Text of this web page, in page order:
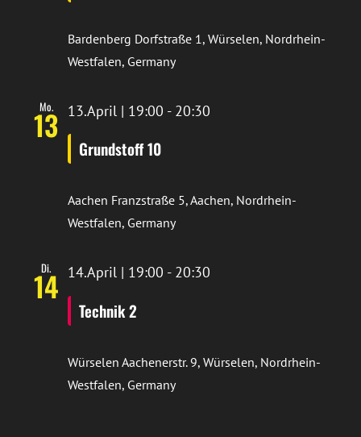
Bardenberg Dorfstraße 1, Würselen, Nordrhein-
Westfalen, Germany
Mo.
13
Grundstoff 10
13.April | 19:00 - 20:30
Aachen Franzstraße 5, Aachen, Nordrhein-
Westfalen, Germany
Di.
14
Technik 2
14.April | 19:00 - 20:30
Würselen Aachenerstr. 9, Würselen, Nordrhein-
Westfalen, Germany